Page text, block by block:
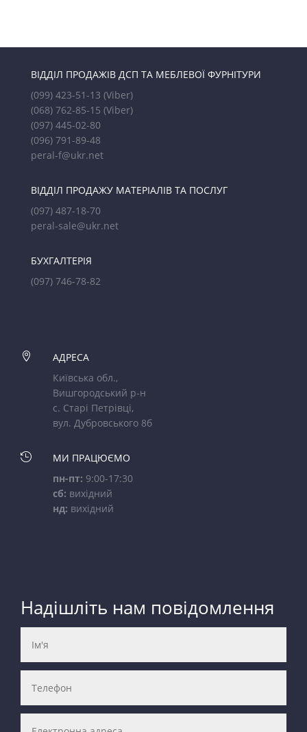
ВІДДІЛ ПРОДАЖІВ ДСП ТА МЕБЛЕВОЇ ФУРНІТУРИ
(099) 423-51-13 (Viber)
(068) 762-85-15 (Viber)
(097) 445-02-80
(096) 791-89-48
peral-f@ukr.net
ВІДДІЛ ПРОДАЖУ МАТЕРІАЛІВ ТА ПОСЛУГ
(097) 487-18-70
peral-sale@ukr.net
БУХГАЛТЕРІЯ
(097) 746-78-82

АДРЕСА
Київська обл.,
Вишгородський р-н
с. Старі Петрівці,
вул. Дубровського 8б

МИ ПРАЦЮЄМО
пн-пт: 9:00-17:30
сб: вихідний
нд: вихідний
Надішліть нам повідомлення